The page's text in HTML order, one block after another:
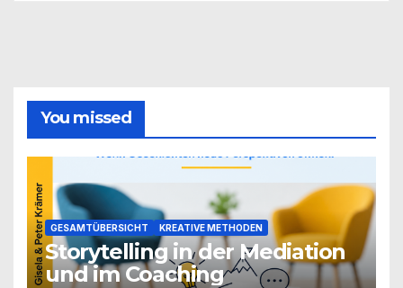
You missed
GESAMTÜBERSICHT KREATIVE METHODEN
Storytelling in der Mediation
und im Coaching